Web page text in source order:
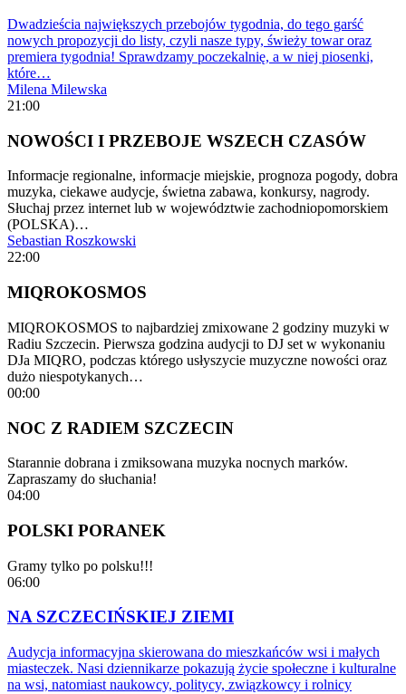
Dwadzieścia największych przebojów tygodnia, do tego garść
nowych propozycji do listy, czyli nasze typy, świeży towar oraz
premiera tygodnia! Sprawdzamy poczekalnię, a w niej piosenki,
które…
Milena Milewska
21:00
NOWOŚCI I PRZEBOJE WSZECH CZASÓW
Informacje regionalne, informacje miejskie, prognoza pogody, dobra
muzyka, ciekawe audycje, świetna zabawa, konkursy, nagrody.
Słuchaj przez internet lub w województwie zachodniopomorskiem
(POLSKA)…
Sebastian Roszkowski
22:00
MIQROKOSMOS
MIQROKOSMOS to najbardziej zmixowane 2 godziny muzyki w
Radiu Szczecin. Pierwsza godzina audycji to DJ set w wykonaniu
DJa MIQRO, podczas którego usłyszycie muzyczne nowości oraz
dużo niespotykanych…
00:00
NOC Z RADIEM SZCZECIN
Starannie dobrana i zmiksowana muzyka nocnych marków.
Zapraszamy do słuchania!
04:00
POLSKI PORANEK
Gramy tylko po polsku!!!
06:00
NA SZCZECIŃSKIEJ ZIEMI
Audycja informacyjna skierowana do mieszkańców wsi i małych
miasteczek. Nasi dziennikarze pokazują życie społeczne i kulturalne
na wsi, natomiast naukowcy, politycy, związkowcy i rolnicy